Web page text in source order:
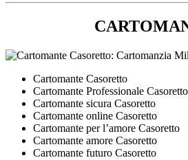
Cartomante Casoretto
Cartomante Professionale Casoretto
Cartomante sicura Casoretto
Cartomante online Casoretto
Cartomante per l’amore Casoretto
Cartomante amore Casoretto
Cartomante futuro Casoretto